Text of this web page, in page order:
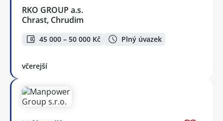
RKO GROUP a.s.
Chrast, Chrudim
45 000 – 50 000 Kč Plný úvazek
včerejší